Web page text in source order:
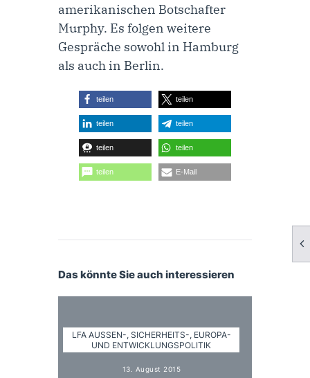
amerikanischen Botschafter
Murphy. Es folgen weitere
Gespräche sowohl in Hamburg
als auch in Berlin.
teilen teilen
teilen teilen
teilen teilen
teilen E-Mail
Das könnte Sie auch interessieren
LFA AUSSEN-, SICHERHEITS-, EUROPA- U
ND ENTWICKLUNGSPOLITIK
13. August 2015